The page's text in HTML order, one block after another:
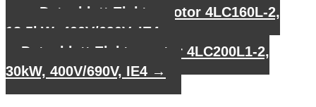
Datenblatt Elektromotor 4LC160L-2,
18,5kW, 400V/690V, IE4
Datenblatt Elektromotor 4LC200L1-2,
30kW, 400V/690V, IE4 →